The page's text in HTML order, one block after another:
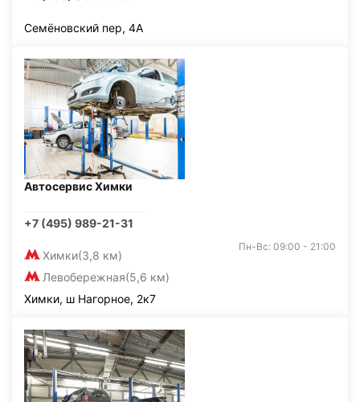
Семёновский пер, 4А
Автосервис Химки
+7 (495) 989-21-31
Химки(3,8 км)
Левобережная(5,6 км)
Пн-Вс: 09:00 - 21:00
Химки, ш Нагорное, 2к7